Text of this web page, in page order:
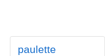
paulette